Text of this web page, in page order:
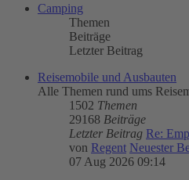
Camping
Themen
Beiträge
Letzter Beitrag
Reisemobile und Ausbauten
Alle Themen rund ums
1502 Themen
29168 Beiträge
Letzter Beitrag Re:
von Regent Neuester
07 Aug 2026 09:14